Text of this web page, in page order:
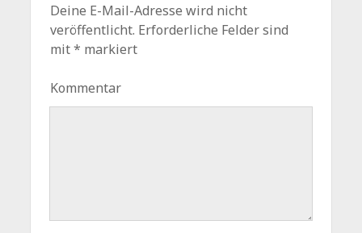
Deine E-Mail-Adresse wird nicht
veröffentlicht. Erforderliche Felder sind
mit* markiert
Kommentar